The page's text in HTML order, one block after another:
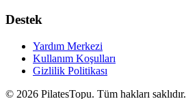
Destek
Yardım Merkezi
Kullanım Koşulları
Gizlilik Politikası
© 2026 PilatesTopu. Tüm hakları saklıdır.